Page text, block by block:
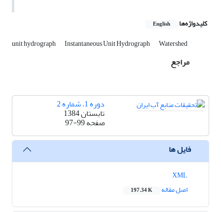
کلیدواژه‌ها English
unit hydrograph Instantaneous Unit Hydrograph Watershed
مراجع
دوره 1، شماره 2
تابستان 1384
صفحه97-99
فایل ها
اصل مقاله
197.34 K